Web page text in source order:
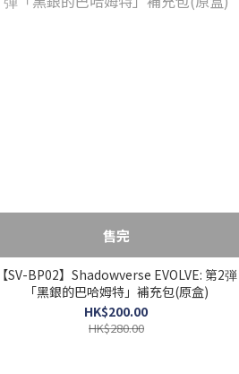
售完
【SV-BP02】Shadowverse EVOLVE: 第2弾
「黑銀的巴哈姆特」補充包(原盒)
HK$200.00
HK$280.00